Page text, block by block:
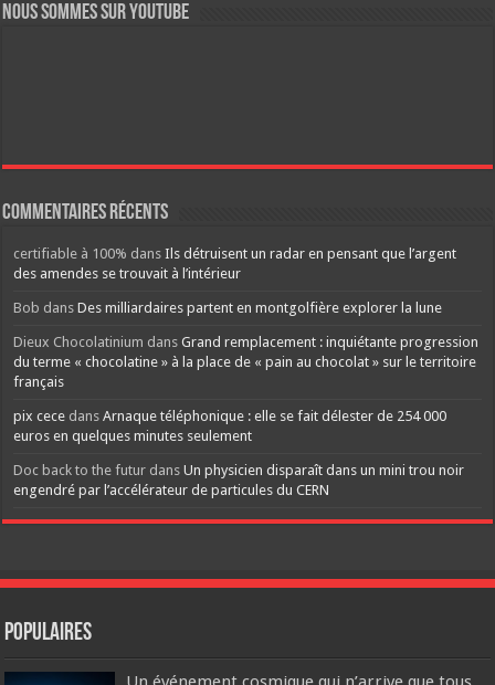
Nous sommes sur YouTube
Commentaires récents
certifiable à 100% dansIls détruisent un radar en pensant que l’argent
des amendes se trouvait à l’intérieur
Bob dansDes milliardaires partent en montgolfière explorer la lune
Dieux Chocolatinium dansGrand remplacement : inquiétante progression
du terme « chocolatine » à la place de « pain au chocolat » sur le territoire
français
pix cece dansArnaque téléphonique : elle se fait délester de 254 000
euros en quelques minutes seulement
Doc back to the futur dansUn physicien disparaît dans un mini trou noir
engendré par l’accélérateur de particules du CERN
Populaires